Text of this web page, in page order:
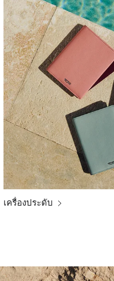
เครื่องประดับ